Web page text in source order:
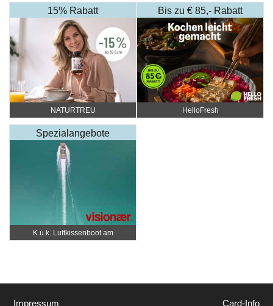
15% Rabatt
NATURTREU
Bis zu € 85,- Rabatt
HelloFresh
Spezialangebote
K.u.k. Luftkissenboot am
Impressum Card-Info